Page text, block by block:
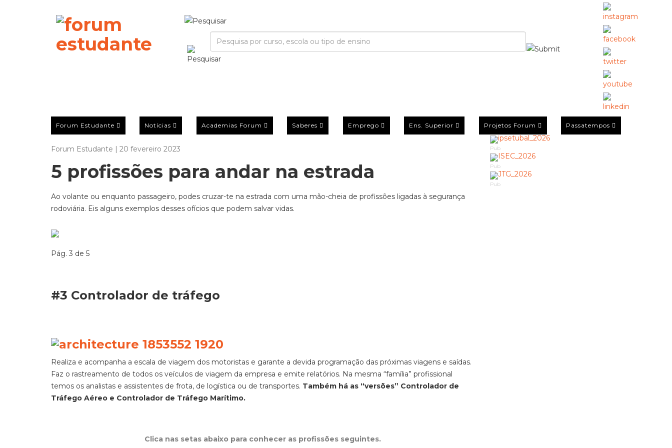
Forum Estudante Notícias Academias Forum Saberes Emprego Ens. Superior Projetos Forum Passatempos
Forum Estudante | 20 fevereiro 2023
5 profissões para andar na estrada
Ao volante ou enquanto passageiro, podes cruzar-te na estrada com uma mão-cheia de profissões ligadas à segurança
rodoviária. Eis alguns exemplos desses ofícios que podem salvar vidas.
Pág. 3 de 5
#3 Controlador de tráfego
Realiza e acompanha a escala de viagem dos motoristas e garante a devida programação das próximas viagens e saídas.
Faz o rastreamento de todos os veículos de viagem da empresa e emite relatórios. Na mesma “família” profissional
temos os analistas e assistentes de frota, de logística ou de transportes. Também há as “versões” Controlador de
Tráfego Aéreo e Controlador de Tráfego Marítimo.
Clica nas setas abaixo para conhecer as profissões seguintes.
Pub
Pub
Pub